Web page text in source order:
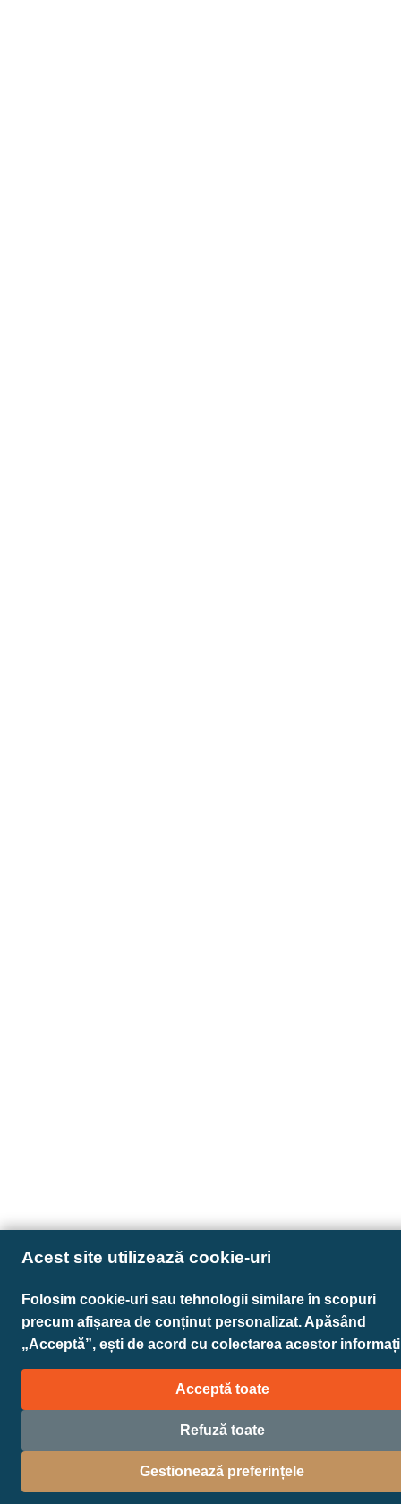
Acest site utilizează cookie-uri
Folosim cookie-uri sau tehnologii similare în scopuri
precum afișarea de conținut personalizat. Apăsând
„Acceptă”, ești de acord cu colectarea acestor
Acceptă toate
Refuză toate
Gestionează preferințele